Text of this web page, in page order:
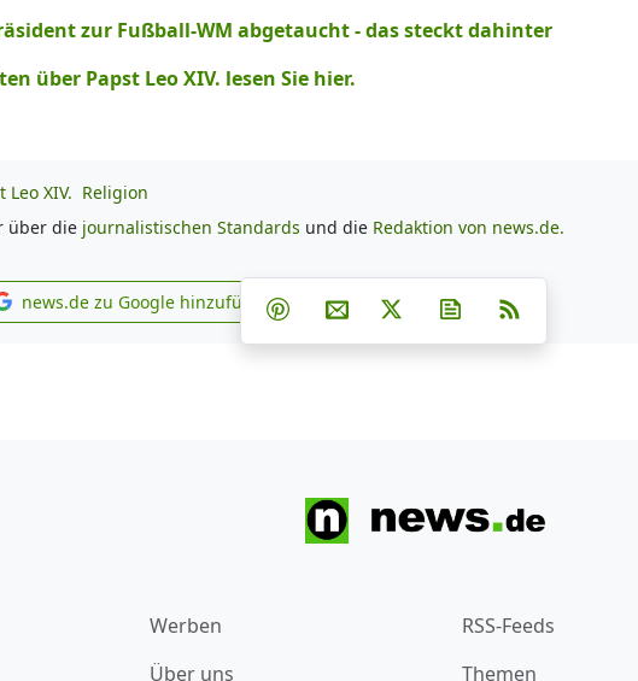
zur Fußball-WM abgetaucht - das steckt dahinter
über Papst Leo XIV. lesen Sie hier.
Leo XIV. Religion
über die journalistischen Standards und die Redaktion von news.de.
news.de zu Google hinzufügen
news.de zu Google hinzufügen Teilen auf Facebook
Teilen auf Whatsapp
Teilen auf Telegram
Teilen auf Pinterest
Per E-Mail teilen
Post auf XNewsletter
Werben
Über uns
RSS-Feeds
Themen